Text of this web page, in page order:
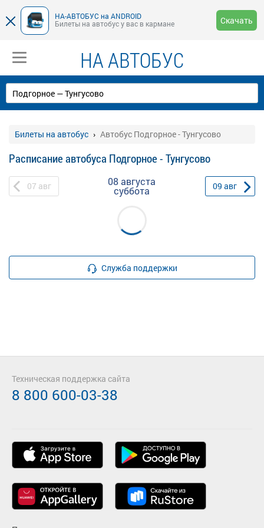
НА-АВТОБУС на ANDROID
Билеты на автобус у вас в кармане
Скачать
НА АВТОБУС
Билеты на автобус Автобус Подгорное - Тунгусово
Расписание автобуса Подгорное - Тунгусово
07 авг 08 августа
суббота 09 авг
Служба поддержки
Техническая поддержка сайта
8 800 600-03-38